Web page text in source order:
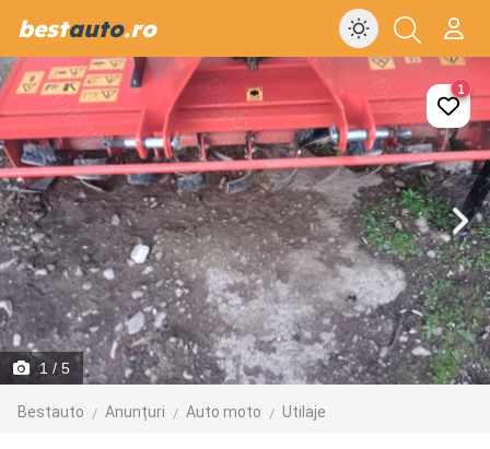
bestauto.ro
1 / 5
Bestauto Anunțuri Auto moto Utilaje
1